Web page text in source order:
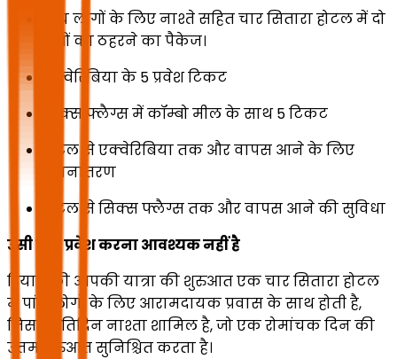
पांच लोगों के लिए नाश्ते सहित चार सितारा होटल में दो
रातों का ठहरने का पैकेज।
एक्वेरिबिया के 5 प्रवेश टिकट
सिक्स फ्लैग्स में कॉम्बो मील के साथ 5 टिकट
होटल से एक्वेरिबिया तक और वापस आने के लिए
स्थानांतरण
होटल से सिक्स फ्लैग्स तक और वापस आने की सुविधा
उसी दिन प्रवेश करना आवश्यक नहीं है
रियाद की आपकी यात्रा की शुरुआत एक चार सितारा होटल
में पांच लोगों के लिए आरामदायक प्रवास के साथ होती है,
जिसमें प्रतिदिन नाश्ता शामिल है, जो एक रोमांचक दिन की
उत्तम शुरुआत सुनिश्चित करता है।